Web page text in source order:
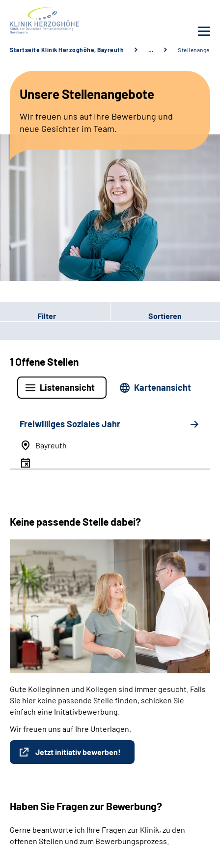
Leistungsangebot
Fachbereiche
Service
Leichte Sprache
Gebärdensprache
Patienten-Login
Startseite Klinik Herzoghöhe, Bayreuth …
Unsere Stellenangebote
Wir freuen uns auf Ihre Bewerbung und
neue Gesichter im Team.
Filter Sortieren
1 Offene Stellen
Listenansicht Kartenansicht
Freiwilliges Soziales Jahr
Bayreuth
Keine passende Stelle dabei?
Gute Kolleginnen und Kollegen sind immer gesucht. Falls
Sie hier keine passende Stelle finden, schicken Sie
einfach eine Initativbewerbung.
Wir freuen uns auf Ihre Unterlagen.
Jetzt initiativ bewerben!
Haben Sie Fragen zur Bewerbung?
Gerne beantworte ich Ihre Fragen zur Klinik, zu den
offenen Stellen und zum Bewerbungsprozess.